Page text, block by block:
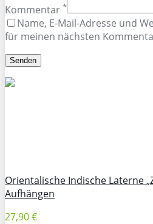
Kommentar *
Name, E-Mail-Adresse und
für meinen nächsten
Orientalische Indische Laterne
Aufhängen
27,90 €